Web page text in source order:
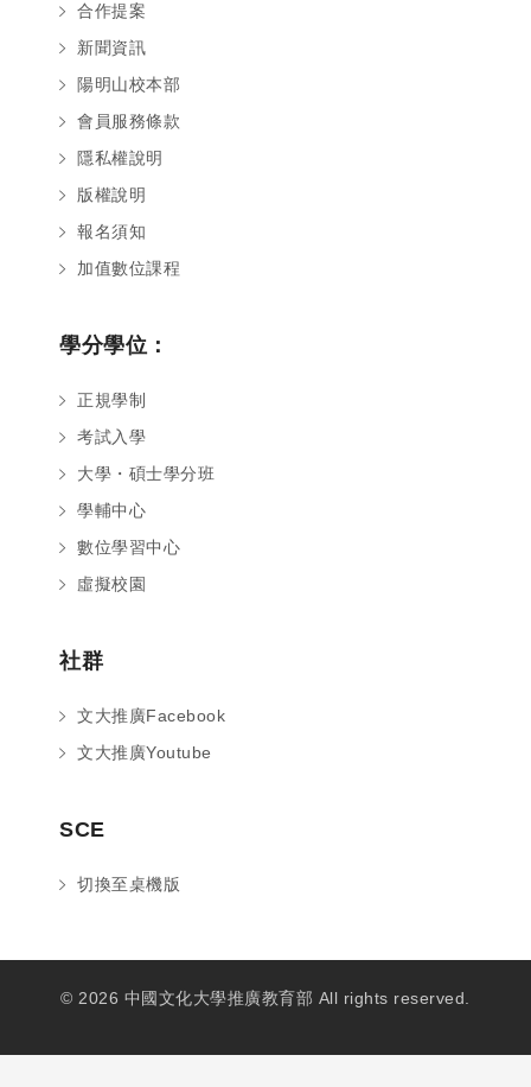
合作提案
新聞資訊
陽明山校本部
會員服務條款
隱私權說明
版權說明
報名須知
加值數位課程
學分學位：
正規學制
考試入學
大學・碩士學分班
學輔中心
數位學習中心
虛擬校園
社群
文大推廣Facebook
文大推廣Youtube
SCE
切換至桌機版
© 2026 中國文化大學推廣教育部 All rights reserved.